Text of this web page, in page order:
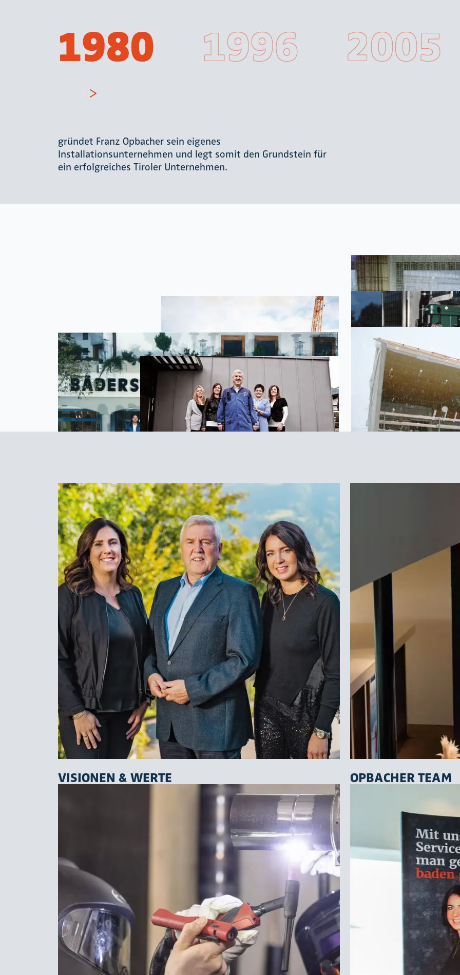
1980 1996 2005
gründet Franz Opbacher sein eigenes
Installationsunternehmen und legt somit den Grundstein für
ein erfolgreiches Tiroler Unternehmen.
VISIONEN & WERTE OPBACHER TEAM